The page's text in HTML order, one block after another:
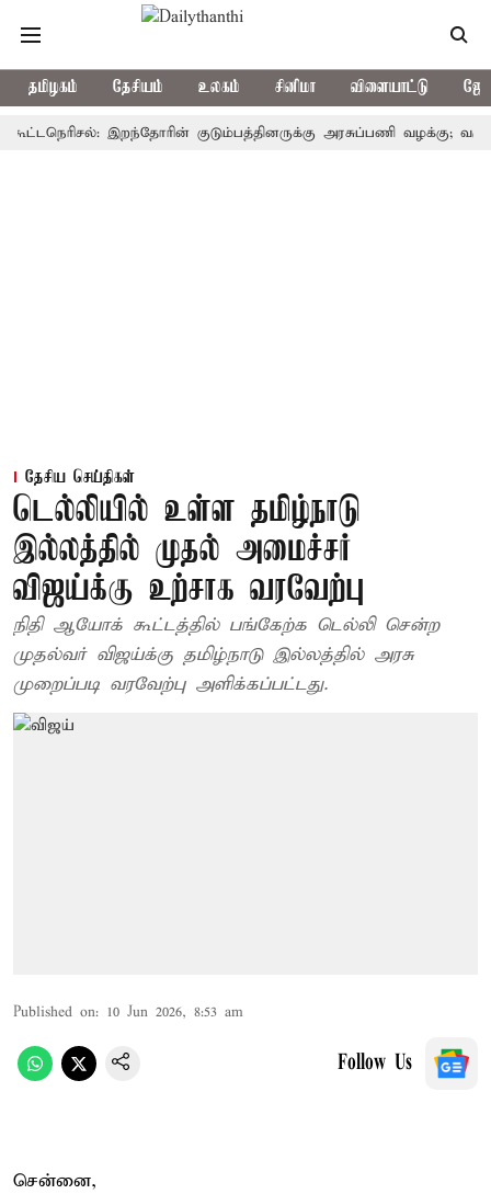
தமிழகம் தேசியம் உலகம் சினிமா விளையாட்டு
இறந்தோரின் குடும்பத்தினருக்கு அரசுப்பணி வழக்கு; வரும்
தேசிய செய்திகள்
டெல்லியில் உள்ள தமிழ்நாடு
இல்லத்தில் முதல் அமைச்சர்
விஜய்க்கு உற்சாக வரவேற்பு
நிதி ஆயோக் கூட்டத்தில் பங்கேற்க டெல்லி சென்ற
முதல்வர் விஜய்க்கு தமிழ்நாடு இல்லத்தில் அரசு
முறைப்படி வரவேற்பு அளிக்கப்பட்டது.
Published on: 10 Jun 2026, 8:53 am
Follow Us
சென்னை,